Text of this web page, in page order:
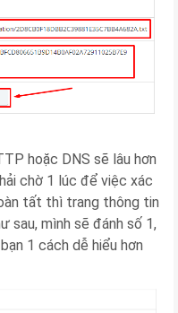
hoặc DNS sẽ lâu hơn
chờ 1 lúc để việc xác
tất thì trang thông tin
sau, mình sẽ đánh số 1,
1 cách dễ hiểu hơn